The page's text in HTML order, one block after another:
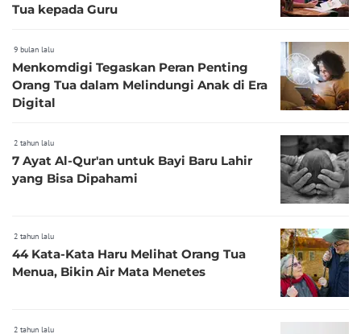
Tua kepada Guru
9 bulan lalu
Menkomdigi Tegaskan Peran Penting
Orang Tua dalam Melindungi Anak di Era
Digital
2 tahun lalu
7 Ayat Al-Qur'an untuk Bayi Baru Lahir
yang Bisa Dipahami
2 tahun lalu
44 Kata-Kata Haru Melihat Orang Tua
Menua, Bikin Air Mata Menetes
2 tahun lalu